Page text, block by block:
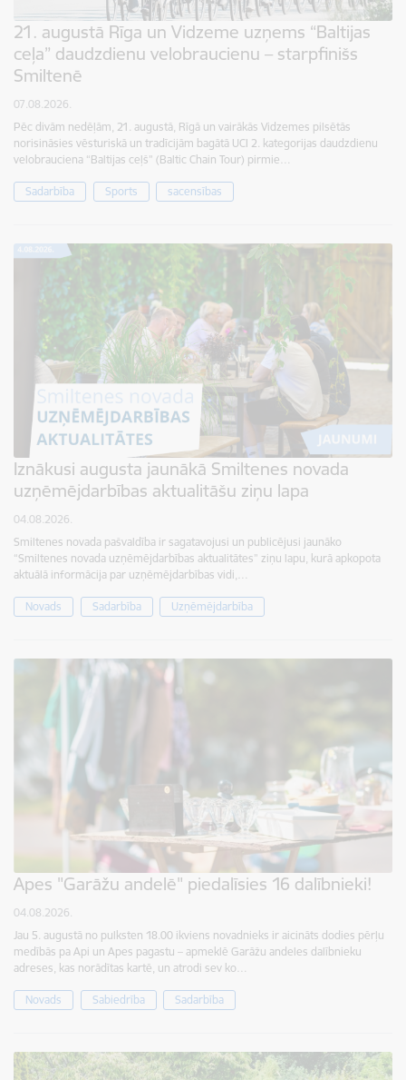
21. augustā Rīga un Vidzeme uzņems “Baltijas
ceļa” daudzdienu velobraucienu – starpfinišs
Smiltenē
07.08.2026.
Pēc divām nedēļām, 21. augustā, Rīgā un vairākās Vidzemes pilsētās
norisināsies vēsturiskā un tradīcijām bagātā UCI 2. kategorijas daudzdienu
velobrauciena “Baltijas ceļš” (Baltic Chain Tour) pirmie…
Sadarbība Sports sacensības
Iznākusi augusta jaunākā Smiltenes novada
uzņēmējdarbības aktualitāšu ziņu lapa
04.08.2026.
Smiltenes novada pašvaldība ir sagatavojusi un publicējusi jaunāko
“Smiltenes novada uzņēmējdarbības aktualitātes” ziņu lapu, kurā apkopota
aktuālā informācija par uzņēmējdarbības vidi,…
Novads Sadarbība Uzņēmējdarbība
Apes "Garāžu andelē" piedalīsies 16 dalībnieki!
04.08.2026.
Jau 5. augustā no pulksten 18.00 ikviens novadnieks ir aicināts dodies pērļu
medībās pa Api un Apes pagastu – apmeklē Garāžu andeles dalībnieku
adreses, kas norādītas kartē, un atrodi sev ko…
Novads Sabiedrība Sadarbība